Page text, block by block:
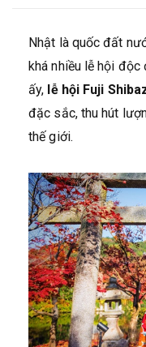
Nhật là quốc đất
khá nhiều lễ hội
ấy, lễ hội Fuji
đặc sắc, thu hút
thế giới.